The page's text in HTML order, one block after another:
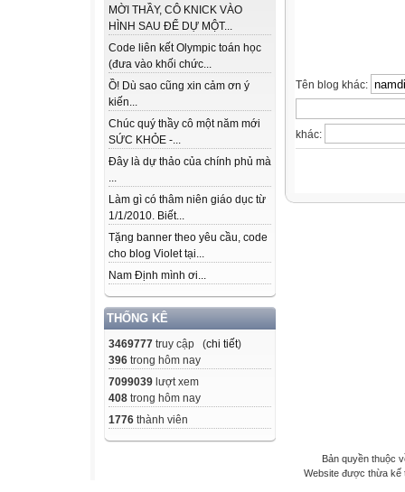
MỜI THẦY, CÔ KNICK VÀO
HÌNH SAU ĐỂ DỰ MỘT...
Code liên kết Olympic toán học
(đưa vào khối chức...
Ồ! Dù sao cũng xin cảm ơn ý
kiến...
Chúc quý thầy cô một năm mới
SỨC KHỎE -...
Đây là dự thảo của chính phủ mà
...
Làm gì có thâm niên giáo dục từ
1/1/2010. Biết...
Tặng banner theo yêu cầu, code
cho blog Violet tại...
Nam Định mình ơi...
THỐNG KÊ
3469777 truy cập (chi tiết)
396 trong hôm nay
7099039 lượt xem
408 trong hôm nay
1776 thành viên
Tên blog khác:
khác:
Bản quyền thuộc
Website được thừa